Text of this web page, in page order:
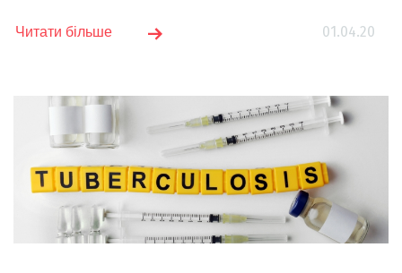
01.04.20
Читати більше